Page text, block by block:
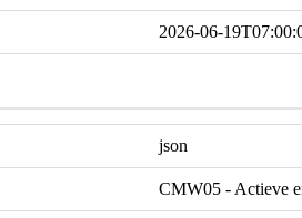
2026-06-
json
CMW05 - Actieve